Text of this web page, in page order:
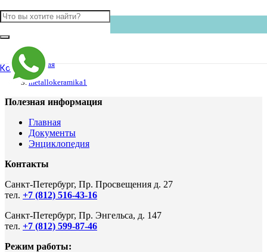
КонтактыГлавная
metallokeramika1
Полезная информация
Главная
Документы
Энциклопедия
Контакты
Санкт-Петербург, Пр. Просвещения д. 27
тел. +7 (812) 516-43-16
Санкт-Петербург, Пр. Энгельса, д. 147
тел. +7 (812) 599-87-46
Режим работы: